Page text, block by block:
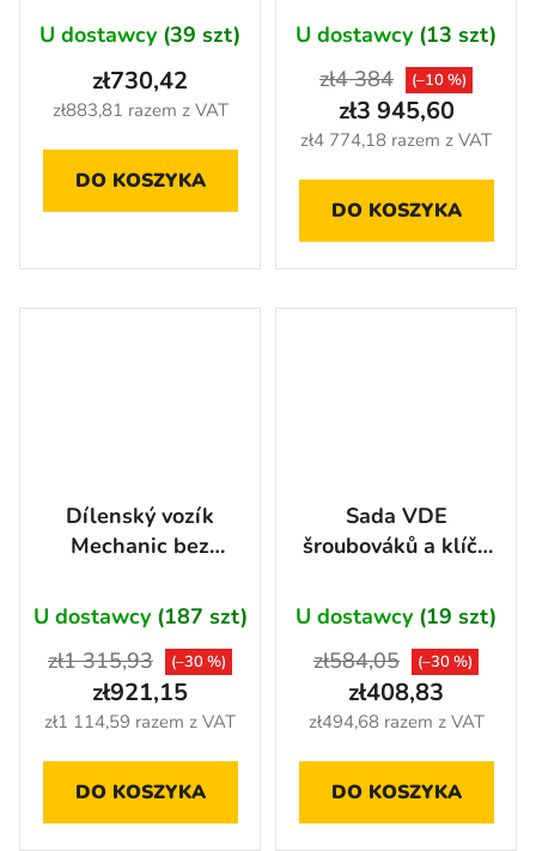
U dostawcy (39 szt)
zł883,81 razem z VAT
zł730,42
DO KOSZYKA
sada 86 ks -
H14019VDE
U dostawcy (13 szt)
zł4 774,18 razem z VAT
zł3 945,60
zł4 384 (–10 %)
DO KOSZYKA
Dílenský vozík
Mechanic bez
AH3106P
U dostawcy (187 szt)
zł1 114,59 razem z VAT
zł921,15
zł1 315,93 (–30 %)
DO KOSZYKA
Sada VDE
šroubováků a klíčů
ks - AH2402
U dostawcy (19 szt)
zł494,68 razem z VAT
zł408,83
zł584,05 (–30 %)
DO KOSZYKA